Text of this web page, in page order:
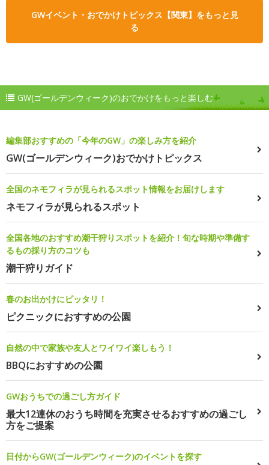
GWイベント・おでかけトピックス【関東】をもっと見
る
GW(ゴールデンウィーク)のおでかけをもっと楽しむ
編集部おすすめの「今年のGW」の楽しみ方を紹介
GW(ゴールデンウィーク)おでかけトピックス
全国のネモフィラが見られるスポット情報をお届けします
ネモフィラが見られるスポット
全国各地のおすすめ潮干狩りスポットを紹介！旬な時期や準備す
るもの採り方のコツも
潮干狩りガイド
春のお出かけにピッタリ！
ピクニックにおすすめの公園
自然の中で家族や友人とワイワイ楽しもう！
BBQにおすすめの公園
GWおうちでの過ごし方ガイド
最大12連休のおうち時間を充実させるおすすめの過ごし
方をご提案
日付からGW(ゴールデンウィーク)のイベントを探す